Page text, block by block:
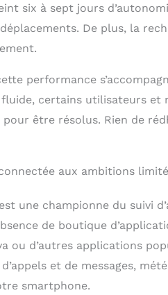
six à sept jours
De plus, la
performance
certains utilisateurs et
être résolus. Rien de
aux ambitions
une championne du suivi
de boutique
ou d’autres applications
et de messages,
smartphone.